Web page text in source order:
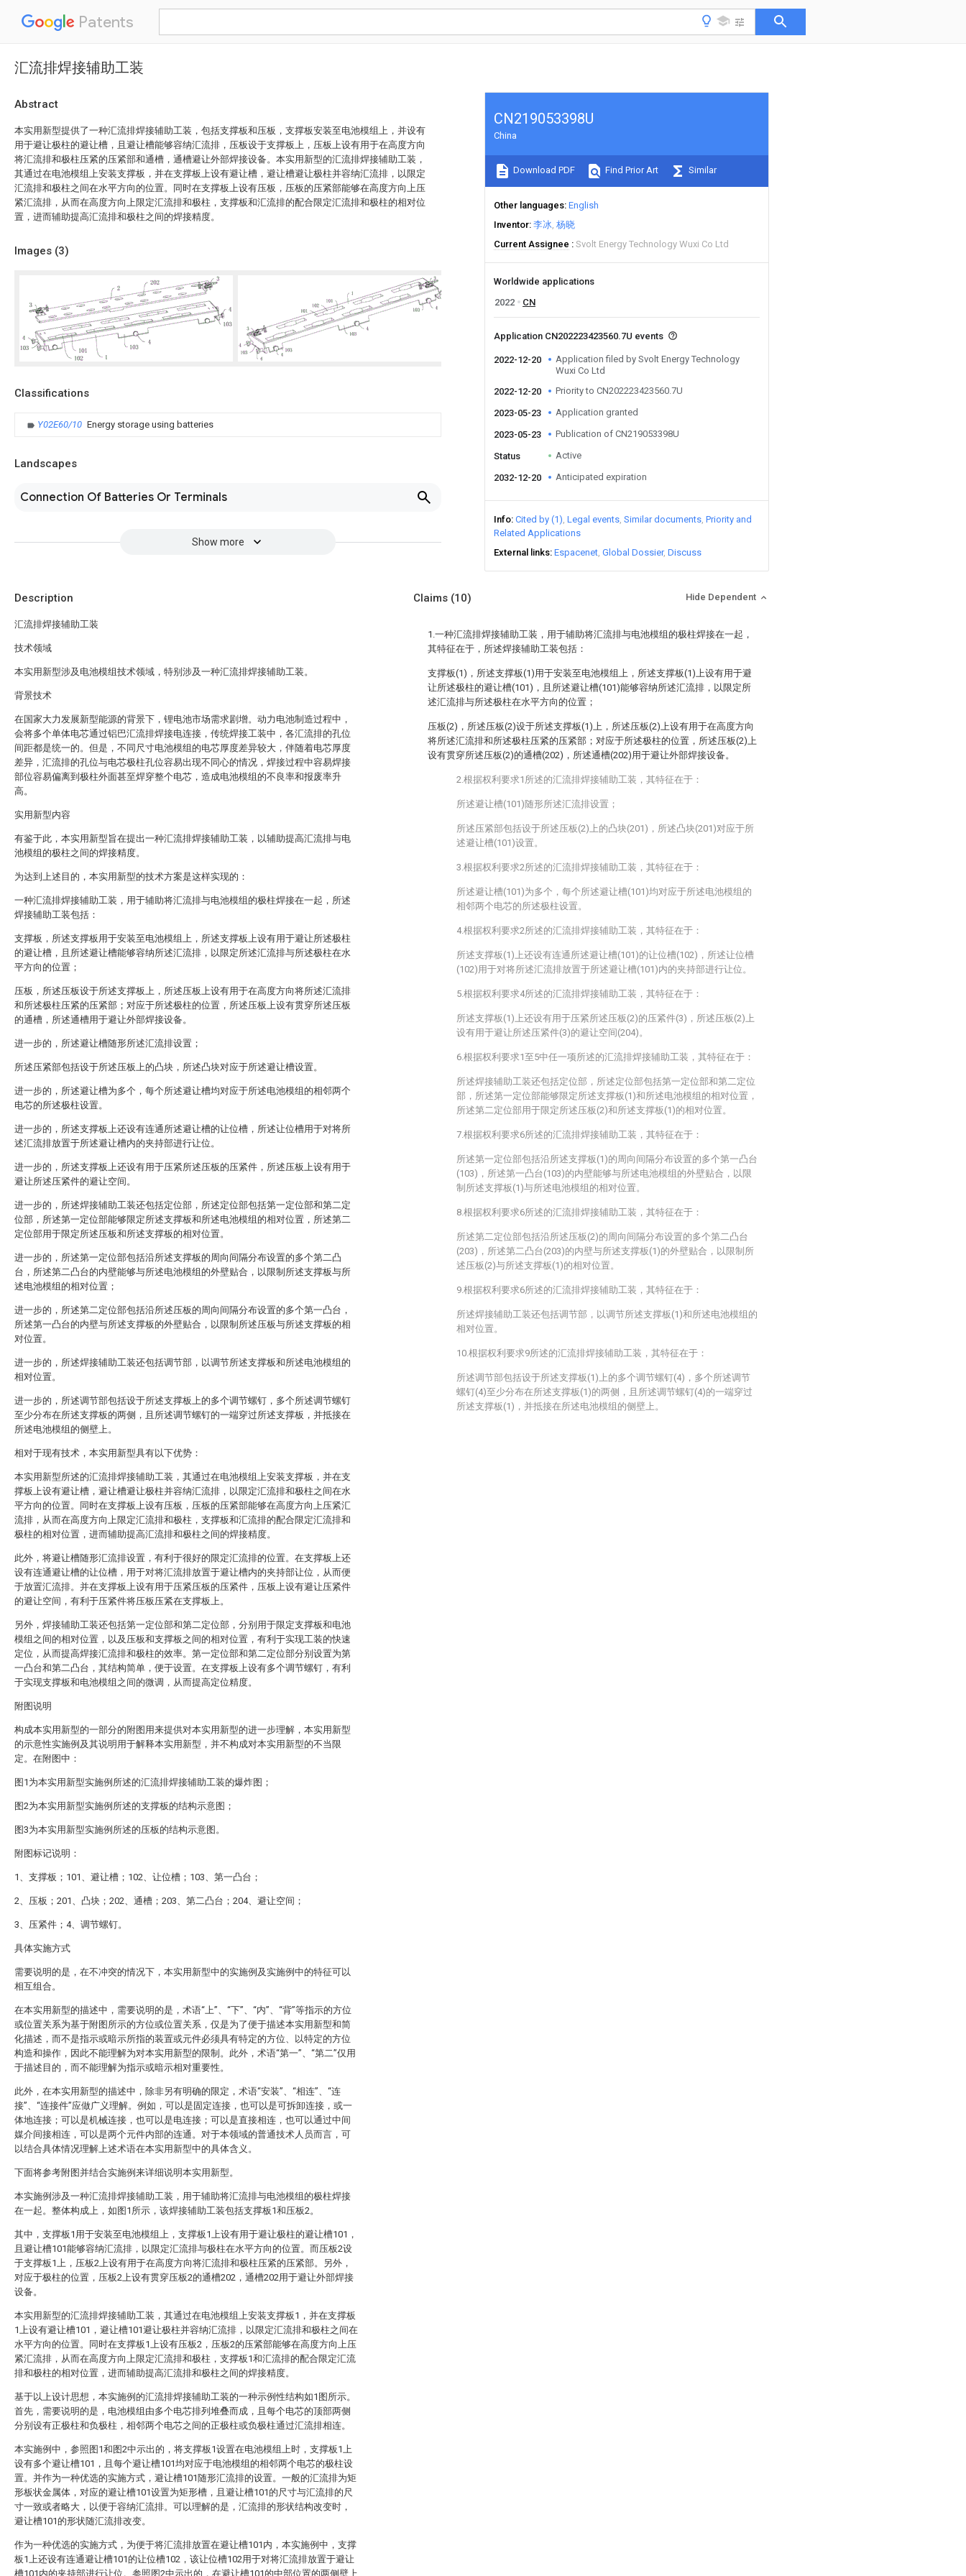
Patents
汇流排焊接辅助工装
Abstract
本实用新型提供了一种汇流排焊接辅助工装，包括支撑板和压板，支撑板安装至电池模组上，并设有
用于避让极柱的避让槽，且避让槽能够容纳汇流排，压板设于支撑板上，压板上设有用于在高度方向
将汇流排和极柱压紧的压紧部和通槽，通槽避让外部焊接设备。本实用新型的汇流排焊接辅助工装，
其通过在电池模组上安装支撑板，并在支撑板上设有避让槽，避让槽避让极柱并容纳汇流排，以限定
汇流排和极柱之间在水平方向的位置。同时在支撑板上设有压板，压板的压紧部能够在高度方向上压
紧汇流排，从而在高度方向上限定汇流排和极柱，支撑板和汇流排的配合限定汇流排和极柱的相对位
置，进而辅助提高汇流排和极柱之间的焊接精度。
Images (3)
Classifications
Y02E60/10 Energy storage using batteries
Landscapes
Connection Of Batteries Or Terminals
Show more
CN219053398U
China
Download PDF Find Prior Art Similar
Other languages English
Inventor 李冰 杨晓
Current Assignee
Svolt Energy Technology Wuxi Co Ltd
Worldwide applications
2022
CN
Application CN202223423560.7U events
2022-12-20
Application filed by Svolt Energy Technology
Wuxi Co Ltd
2022-12-20
Priority to CN202223423560.7U
2023-05-23 Application granted
2023-05-23 Publication of CN219053398U
Status Active
2032-12-20 Anticipated expiration
Info Cited by (1) Legal events Similar documents Priority and
Related Applications
External links Espacenet Global Dossier Discuss
Description
汇流排焊接辅助工装
技术领域
本实用新型涉及电池模组技术领域，特别涉及一种汇流排焊接辅助工装。
背景技术
在国家大力发展新型能源的背景下，锂电池市场需求剧增。动力电池制造过程中，
会将多个单体电芯通过铝巴汇流排焊接电连接，传统焊接工装中，各汇流排的孔位
间距都是统一的。但是，不同尺寸电池模组的电芯厚度差异较大，伴随着电芯厚度
差异，汇流排的孔位与电芯极柱孔位容易出现不同心的情况，焊接过程中容易焊接
部位容易偏离到极柱外面甚至焊穿整个电芯，造成电池模组的不良率和报废率升
高。
实用新型内容
有鉴于此，本实用新型旨在提出一种汇流排焊接辅助工装，以辅助提高汇流排与电
池模组的极柱之间的焊接精度。
为达到上述目的，本实用新型的技术方案是这样实现的：
一种汇流排焊接辅助工装，用于辅助将汇流排与电池模组的极柱焊接在一起，所述
焊接辅助工装包括：
支撑板，所述支撑板用于安装至电池模组上，所述支撑板上设有用于避让所述极柱
的避让槽，且所述避让槽能够容纳所述汇流排，以限定所述汇流排与所述极柱在水
平方向的位置；
压板，所述压板设于所述支撑板上，所述压板上设有用于在高度方向将所述汇流排
和所述极柱压紧的压紧部；对应于所述极柱的位置，所述压板上设有贯穿所述压板
的通槽，所述通槽用于避让外部焊接设备。
进一步的，所述避让槽随形所述汇流排设置；
所述压紧部包括设于所述压板上的凸块，所述凸块对应于所述避让槽设置。
进一步的，所述避让槽为多个，每个所述避让槽均对应于所述电池模组的相邻两个
电芯的所述极柱设置。
进一步的，所述支撑板上还设有连通所述避让槽的让位槽，所述让位槽用于对将所
述汇流排放置于所述避让槽内的夹持部进行让位。
进一步的，所述支撑板上还设有用于压紧所述压板的压紧件，所述压板上设有用于
避让所述压紧件的避让空间。
进一步的，所述焊接辅助工装还包括定位部，所述定位部包括第一定位部和第二定
位部，所述第一定位部能够限定所述支撑板和所述电池模组的相对位置，所述第二
定位部用于限定所述压板和所述支撑板的相对位置。
进一步的，所述第一定位部包括沿所述支撑板的周向间隔分布设置的多个第二凸
台，所述第二凸台的内壁能够与所述电池模组的外壁贴合，以限制所述支撑板与所
述电池模组的相对位置；
进一步的，所述第二定位部包括沿所述压板的周向间隔分布设置的多个第一凸台，
所述第一凸台的内壁与所述支撑板的外壁贴合，以限制所述压板与所述支撑板的相
对位置。
进一步的，所述焊接辅助工装还包括调节部，以调节所述支撑板和所述电池模组的
相对位置。
进一步的，所述调节部包括设于所述支撑板上的多个调节螺钉，多个所述调节螺钉
至少分布在所述支撑板的两侧，且所述调节螺钉的一端穿过所述支撑板，并抵接在
所述电池模组的侧壁上。
相对于现有技术，本实用新型具有以下优势：
本实用新型所述的汇流排焊接辅助工装，其通过在电池模组上安装支撑板，并在支
撑板上设有避让槽，避让槽避让极柱并容纳汇流排，以限定汇流排和极柱之间在水
平方向的位置。同时在支撑板上设有压板，压板的压紧部能够在高度方向上压紧汇
流排，从而在高度方向上限定汇流排和极柱，支撑板和汇流排的配合限定汇流排和
极柱的相对位置，进而辅助提高汇流排和极柱之间的焊接精度。
此外，将避让槽随形汇流排设置，有利于很好的限定汇流排的位置。在支撑板上还
设有连通避让槽的让位槽，用于对将汇流排放置于避让槽内的夹持部让位，从而便
于放置汇流排。并在支撑板上设有用于压紧压板的压紧件，压板上设有避让压紧件
的避让空间，有利于压紧件将压板压紧在支撑板上。
另外，焊接辅助工装还包括第一定位部和第二定位部，分别用于限定支撑板和电池
模组之间的相对位置，以及压板和支撑板之间的相对位置，有利于实现工装的快速
定位，从而提高焊接汇流排和极柱的效率。第一定位部和第二定位部分别设置为第
一凸台和第二凸台，其结构简单，便于设置。在支撑板上设有多个调节螺钉，有利
于实现支撑板和电池模组之间的微调，从而提高定位精度。
附图说明
构成本实用新型的一部分的附图用来提供对本实用新型的进一步理解，本实用新型
的示意性实施例及其说明用于解释本实用新型，并不构成对本实用新型的不当限
定。在附图中：
图1为本实用新型实施例所述的汇流排焊接辅助工装的爆炸图；
图2为本实用新型实施例所述的支撑板的结构示意图；
图3为本实用新型实施例所述的压板的结构示意图。
附图标记说明：
1、支撑板；101、避让槽；102、让位槽；103、第一凸台；
2、压板；201、凸块；202、通槽；203、第二凸台；204、避让空间；
3、压紧件；4、调节螺钉。
具体实施方式
需要说明的是，在不冲突的情况下，本实用新型中的实施例及实施例中的特征可以
相互组合。
在本实用新型的描述中，需要说明的是，术语“上”、“下”、“内”、“背”等指示的方位
或位置关系为基于附图所示的方位或位置关系，仅是为了便于描述本实用新型和简
化描述，而不是指示或暗示所指的装置或元件必须具有特定的方位、以特定的方位
构造和操作，因此不能理解为对本实用新型的限制。此外，术语“第一”、“第二”仅用
于描述目的，而不能理解为指示或暗示相对重要性。
此外，在本实用新型的描述中，除非另有明确的限定，术语“安装”、“相连”、“连
接”、“连接件”应做广义理解。例如，可以是固定连接，也可以是可拆卸连接，或一
体地连接；可以是机械连接，也可以是电连接；可以是直接相连，也可以通过中间
媒介间接相连，可以是两个元件内部的连通。对于本领域的普通技术人员而言，可
以结合具体情况理解上述术语在本实用新型中的具体含义。
下面将参考附图并结合实施例来详细说明本实用新型。
本实施例涉及一种汇流排焊接辅助工装，用于辅助将汇流排与电池模组的极柱焊接
在一起。整体构成上，如图1所示，该焊接辅助工装包括支撑板1和压板2。
其中，支撑板1用于安装至电池模组上，支撑板1上设有用于避让极柱的避让槽101，
且避让槽101能够容纳汇流排，以限定汇流排与极柱在水平方向的位置。而压板2设
于支撑板1上，压板2上设有用于在高度方向将汇流排和极柱压紧的压紧部。另外，
对应于极柱的位置，压板2上设有贯穿压板2的通槽202，通槽202用于避让外部焊接
设备。
本实用新型的汇流排焊接辅助工装，其通过在电池模组上安装支撑板1，并在支撑板
1上设有避让槽101，避让槽101避让极柱并容纳汇流排，以限定汇流排和极柱之间在
水平方向的位置。同时在支撑板1上设有压板2，压板2的压紧部能够在高度方向上压
紧汇流排，从而在高度方向上限定汇流排和极柱，支撑板1和汇流排的配合限定汇流
排和极柱的相对位置，进而辅助提高汇流排和极柱之间的焊接精度。
基于以上设计思想，本实施例的汇流排焊接辅助工装的一种示例性结构如1图所示。
首先，需要说明的是，电池模组由多个电芯排列堆叠而成，且每个电芯的顶部两侧
分别设有正极柱和负极柱，相邻两个电芯之间的正极柱或负极柱通过汇流排相连。
本实施例中，参照图1和图2中示出的，将支撑板1设置在电池模组上时，支撑板1上
设有多个避让槽101，且每个避让槽101均对应于电池模组的相邻两个电芯的极柱设
置。并作为一种优选的实施方式，避让槽101随形汇流排的设置。一般的汇流排为矩
形板状金属体，对应的避让槽101设置为矩形槽，且避让槽101的尺寸与汇流排的尺
寸一致或者略大，以便于容纳汇流排。可以理解的是，汇流排的形状结构改变时，
避让槽101的形状随汇流排改变。
作为一种优选的实施方式，为便于将汇流排放置在避让槽101内，本实施例中，支撑
板1上还设有连通避让槽101的让位槽102，该让位槽102用于对将汇流排放置于避让
槽101内的夹持部进行让位。参照图2中示出的，在避让槽101的中部位置的两侧壁上
Claims (10) Hide Dependent
1.一种汇流排焊接辅助工装，用于辅助将汇流排与电池模组的极柱焊接在一起，
其特征在于，所述焊接辅助工装包括：
支撑板(1)，所述支撑板(1)用于安装至电池模组上，所述支撑板(1)上设有用于避
让所述极柱的避让槽(101)，且所述避让槽(101)能够容纳所述汇流排，以限定所
述汇流排与所述极柱在水平方向的位置；
压板(2)，所述压板(2)设于所述支撑板(1)上，所述压板(2)上设有用于在高度方向
将所述汇流排和所述极柱压紧的压紧部；对应于所述极柱的位置，所述压板(2)上
设有贯穿所述压板(2)的通槽(202)，所述通槽(202)用于避让外部焊接设备。
2.根据权利要求1所述的汇流排焊接辅助工装，其特征在于：
所述避让槽(101)随形所述汇流排设置；
所述压紧部包括设于所述压板(2)上的凸块(201)，所述凸块(201)对应于所
述避让槽(101)设置。
3.根据权利要求2所述的汇流排焊接辅助工装，其特征在于：
所述避让槽(101)为多个，每个所述避让槽(101)均对应于所述电池模组的
相邻两个电芯的所述极柱设置。
4.根据权利要求2所述的汇流排焊接辅助工装，其特征在于：
所述支撑板(1)上还设有连通所述避让槽(101)的让位槽(102)，所述让位槽
(102)用于对将所述汇流排放置于所述避让槽(101)内的夹持部进行让位。
5.根据权利要求4所述的汇流排焊接辅助工装，其特征在于：
所述支撑板(1)上还设有用于压紧所述压板(2)的压紧件(3)，所述压板(2)上
设有用于避让所述压紧件(3)的避让空间(204)。
6.根据权利要求1至5中任一项所述的汇流排焊接辅助工装，其特征在于：
所述焊接辅助工装还包括定位部，所述定位部包括第一定位部和第二定位
部，所述第一定位部能够限定所述支撑板(1)和所述电池模组的相对位置，
所述第二定位部用于限定所述压板(2)和所述支撑板(1)的相对位置。
7.根据权利要求6所述的汇流排焊接辅助工装，其特征在于：
所述第一定位部包括沿所述支撑板(1)的周向间隔分布设置的多个第一凸台
(103)，所述第一凸台(103)的内壁能够与所述电池模组的外壁贴合，以限
制所述支撑板(1)与所述电池模组的相对位置。
8.根据权利要求6所述的汇流排焊接辅助工装，其特征在于：
所述第二定位部包括沿所述压板(2)的周向间隔分布设置的多个第二凸台
(203)，所述第二凸台(203)的内壁与所述支撑板(1)的外壁贴合，以限制所
述压板(2)与所述支撑板(1)的相对位置。
9.根据权利要求6所述的汇流排焊接辅助工装，其特征在于：
所述焊接辅助工装还包括调节部，以调节所述支撑板(1)和所述电池模组的
相对位置。
10.根据权利要求9所述的汇流排焊接辅助工装，其特征在于：
所述调节部包括设于所述支撑板(1)上的多个调节螺钉(4)，多个所述调节
螺钉(4)至少分布在所述支撑板(1)的两侧，且所述调节螺钉(4)的一端穿过
所述支撑板(1)，并抵接在所述电池模组的侧壁上。